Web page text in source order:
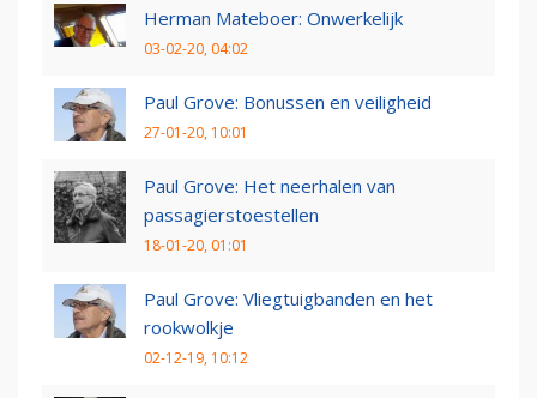
Herman Mateboer: Onwerkelijk
03-02-20, 04:02
Paul Grove: Bonussen en veiligheid
27-01-20, 10:01
Paul Grove: Het neerhalen van
passagierstoestellen
18-01-20, 01:01
Paul Grove: Vliegtuigbanden en het
rookwolkje
02-12-19, 10:12